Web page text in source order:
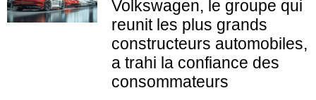
Volkswagen, le groupe qui
reunit les plus grands
constructeurs automobiles,
a trahi la confiance des
consommateurs